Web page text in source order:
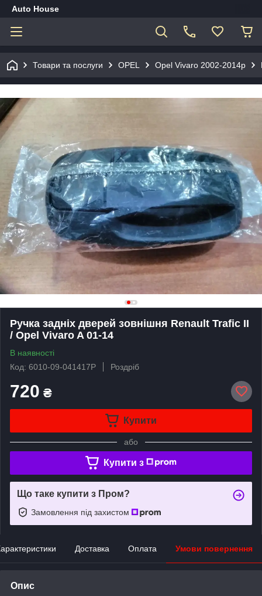
Auto House
Товари та послуги OPEL Opel Vivaro 2002-2014р
Ручка задніх дверей зовнішня Renault Trafic II
/ Opel Vivaro A 01-14
В наявності
Код: 6010-09-041417P
Роздріб
720 ₴
Купити
або
Купити з
Що таке купити з Пром?
Замовлення під захистом
Доставка Оплата Умови повернення
Опис